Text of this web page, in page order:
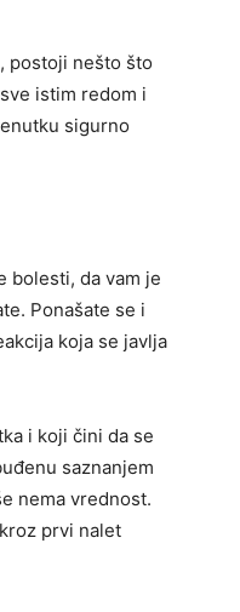
postoji nešto što
istim redom i
sigurno
bolesti, da vam je
Ponašate se i
koja se javlja
i koji čini da se
saznanjem
nema vrednost.
prvi nalet